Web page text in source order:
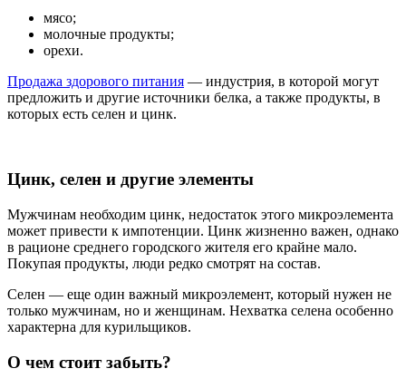
мясо;
молочные продукты;
орехи.
Продажа здорового питания — индустрия, в которой могут
предложить и другие источники белка, а также продукты, в
которых есть селен и цинк.
Цинк, селен и другие элементы
Мужчинам необходим цинк, недостаток этого микроэлемента
может привести к импотенции. Цинк жизненно важен, однако
в рационе среднего городского жителя его крайне мало.
Покупая продукты, люди редко смотрят на состав.
Селен — еще один важный микроэлемент, который нужен не
только мужчинам, но и женщинам. Нехватка селена особенно
характерна для курильщиков.
О чем стоит забыть?